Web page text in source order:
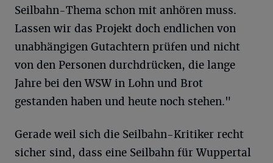
Seilbahn-Thema schon mit anhören muss.
Lassen wir das Projekt doch endlichen von
unabhängigen Gutachtern prüfen und nicht
von den Personen durchdrücken, die lange
Jahre bei den WSW in Lohn und Brot
gestanden haben und heute noch stehen."
Gerade weil sich die Seilbahn-Kritiker recht
sicher sind, dass eine Seilbahn für Wuppertal